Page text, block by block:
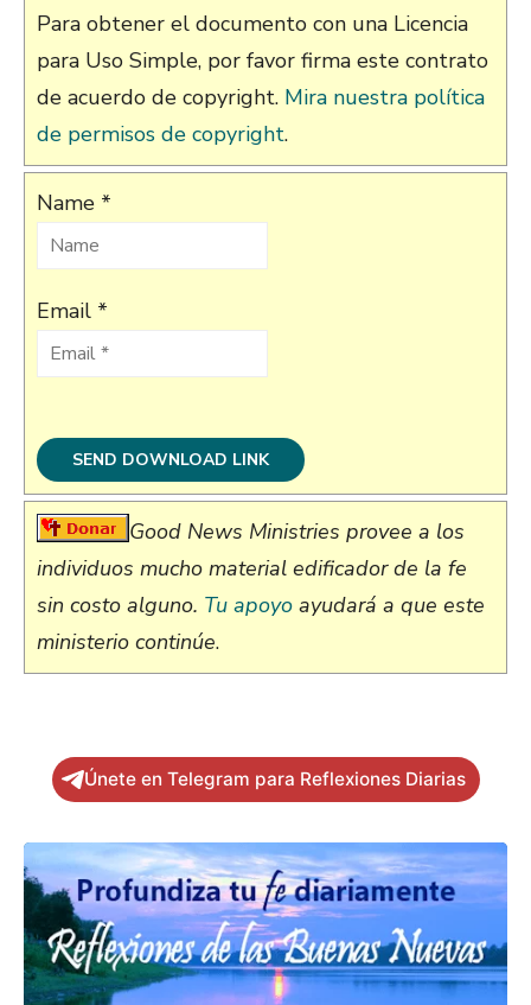
Para obtener el documento con una Licencia
para Uso Simple, por favor firma este contrato
de acuerdo de copyright. Mira nuestra política
de permisos de copyright.
Name *
Email *
Good News Ministries provee a los
individuos mucho material edificador de la fe
sin costo alguno. Tu apoyo ayudará a que este
ministerio continúe.
Únete en Telegram para Reflexiones Diarias